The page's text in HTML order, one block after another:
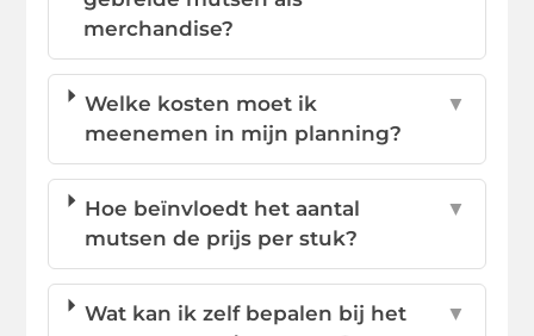
merchandise?
Welke kosten moet ik
meenemen in mijn planning?
▼
Hoe beïnvloedt het aantal
mutsen de prijs per stuk?
▼
Wat kan ik zelf bepalen bij het
▼